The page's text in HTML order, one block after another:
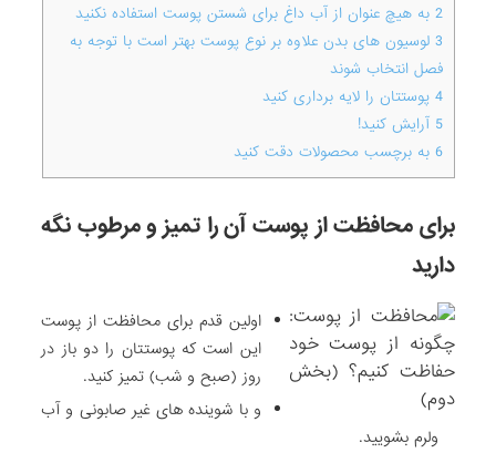
2 به هیچ عنوان از آب داغ برای شستن پوست استفاده نکنید
3 لوسیون های بدن علاوه بر نوع پوست بهتر است با توجه به
فصل انتخاب شوند
4 پوستتان را لایه برداری کنید
5 آرایش کنید!
6 به برچسب محصولات دقت کنید
برای محافظت از پوست آن را تمیز و مرطوب نگه
دارید
اولین قدم برای محافظت از پوست
این است که پوستتان را دو باز در
روز (صبح و شب) تمیز کنید.
و با شوینده های غیر صابونی و آب
ولرم بشویید.